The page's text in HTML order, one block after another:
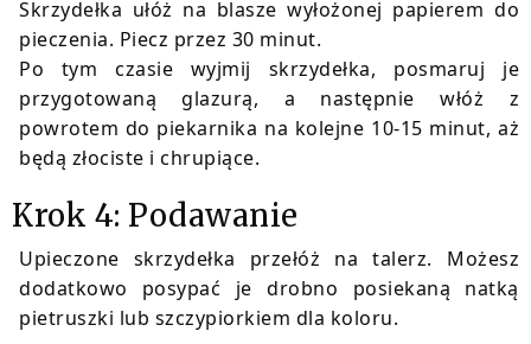
Skrzydełka ułóż na blasze wyłożonej papierem do
pieczenia. Piecz przez 30 minut.
Po tym czasie wyjmij skrzydełka, posmaruj je
przygotowaną glazurą, a następnie włóż z
powrotem do piekarnika na kolejne 10-15 minut, aż
będą złociste i chrupiące.
Krok 4: Podawanie
Upieczone skrzydełka przełóż na talerz. Możesz
dodatkowo posypać je drobno posiekaną natką
pietruszki lub szczypiorkiem dla koloru.